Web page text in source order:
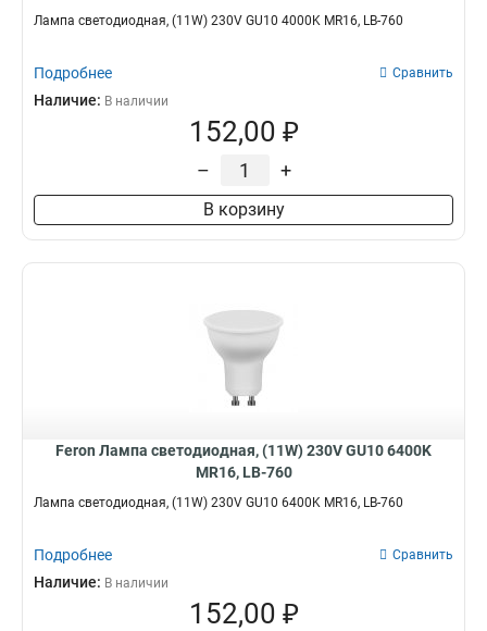
Лампа светодиодная, (11W) 230V GU10 4000K MR16, LB-760
Подробнее Сравнить
Наличие: В наличии
152,00 ₽
– +
В корзину
Feron Лампа светодиодная, (11W) 230V GU10 6400K
MR16, LB-760
Лампа светодиодная, (11W) 230V GU10 6400K MR16, LB-760
Подробнее Сравнить
Наличие: В наличии
152,00 ₽